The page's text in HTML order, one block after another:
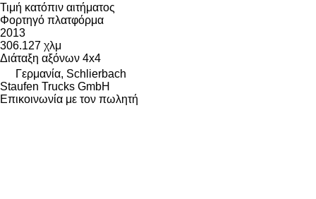
Τιμή κατόπιν αιτήματος
Φορτηγό πλατφόρμα
2013
306.127 χλμ
Διάταξη αξόνων 4x4
Γερμανία, Schlierbach
Staufen Trucks GmbH
Επικοινωνία με τον πωλητή